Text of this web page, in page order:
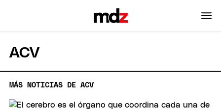
ACV
MÁS NOTICIAS DE ACV